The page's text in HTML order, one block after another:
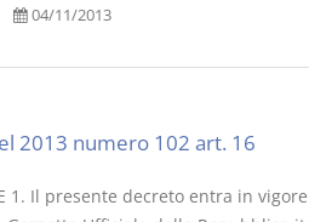
04/11/2013
2013 numero 102 art. 16
1. Il presente decreto entra in